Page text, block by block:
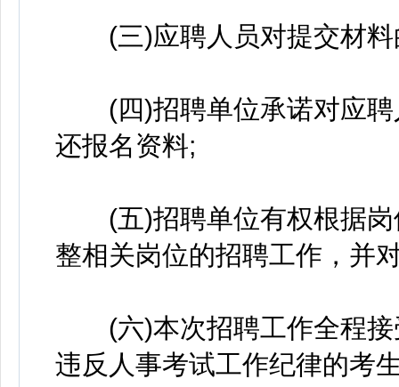
(三)应聘人员对提交材料
(四)招聘单位承诺对应聘
还报名资料;
(五)招聘单位有权根据岗
整相关岗位的招聘工作，并
(六)本次招聘工作全程接
违反人事考试工作纪律的考